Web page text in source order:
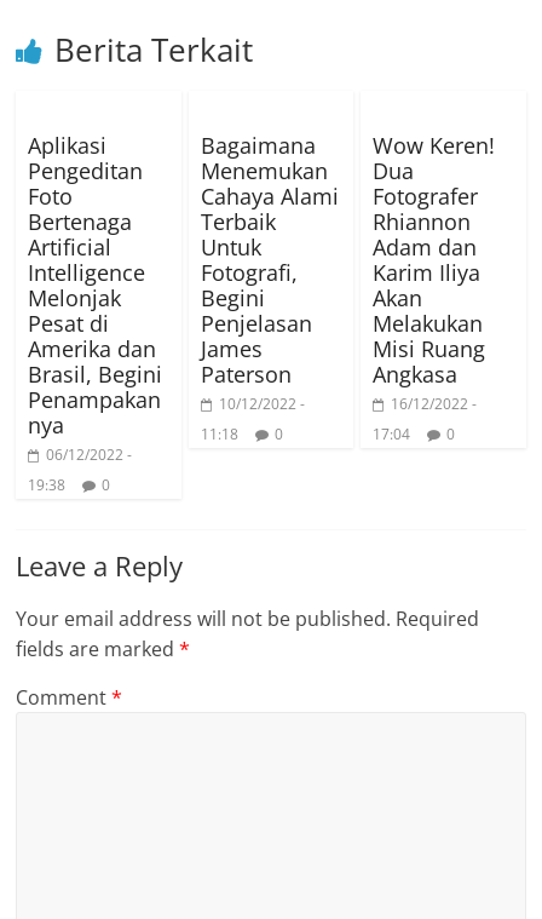
Berita Terkait
Aplikasi
Pengeditan
Foto
Bertenaga
Artificial
Intelligence
Melonjak
Pesat di
Amerika dan
Brasil, Begini
Penampakan
nya
06/12/2022 -
19:38
0
Bagaimana
Menemukan
Cahaya Alami
Terbaik
Untuk
Fotografi,
Begini
Penjelasan
James
Paterson
10/12/2022 -
11:18
0
Wow Keren!
Dua
Fotografer
Rhiannon
Adam dan
Karim Iliya
Akan
Melakukan
Misi Ruang
Angkasa
16/12/2022 -
17:04
0
Leave a Reply
Your email address will not be published. Required
fields are marked*
Comment*